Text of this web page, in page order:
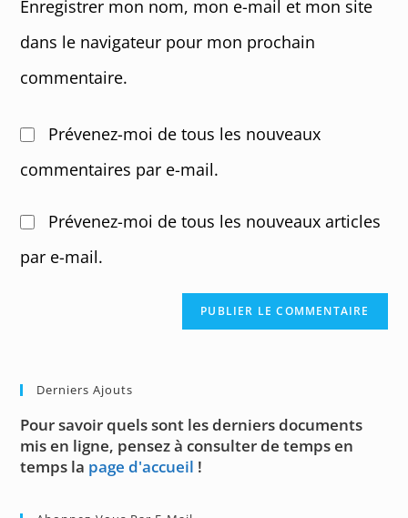
(optional)
Enregistrer mon nom, mon e-mail et mon site
dans le navigateur pour mon prochain
commentaire.
Prévenez-moi de tous les nouveaux
commentaires par e-mail.
Prévenez-moi de tous les nouveaux articles
par e-mail.
Derniers Ajouts
Pour savoir quels sont les derniers documents
mis en ligne, pensez à consulter de temps en
temps la page d'accueil !